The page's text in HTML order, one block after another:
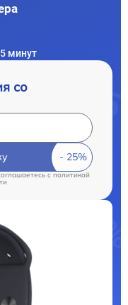
минут
со
cполитикой